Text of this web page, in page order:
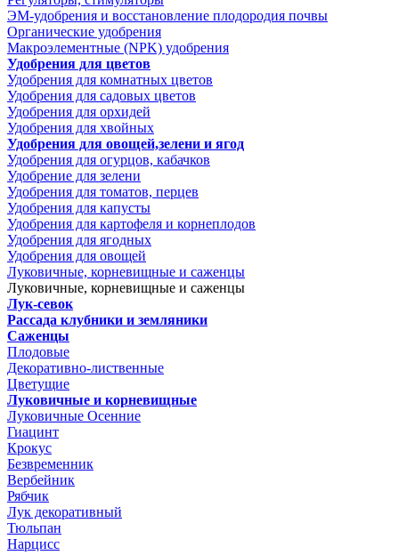
ЭМ-удобрения и восстановление плодородия почвы
Органические удобрения
Макроэлементные (NPK) удобрения
Удобрения для цветов
Удобрения для комнатных цветов
Удобрения для садовых цветов
Удобрения для орхидей
Удобрения для хвойных
Удобрения для овощей,зелени и ягод
Удобрения для огурцов, кабачков
Удобрение для зелени
Удобрения для томатов, перцев
Удобрения для капусты
Удобрения для картофеля и корнеплодов
Удобрения для ягодных
Удобрения для овощей
Луковичные, корневищные и саженцы
Луковичные, корневищные и саженцы
Лук-севок
Рассада клубники и земляники
Саженцы
Плодовые
Декоративно-лиственные
Цветущие
Луковичные и корневищные
Луковичные Осенние
Гиацинт
Крокус
Безвременник
Вербейник
Рябчик
Лук декоративный
Тюльпан
Нарцисс